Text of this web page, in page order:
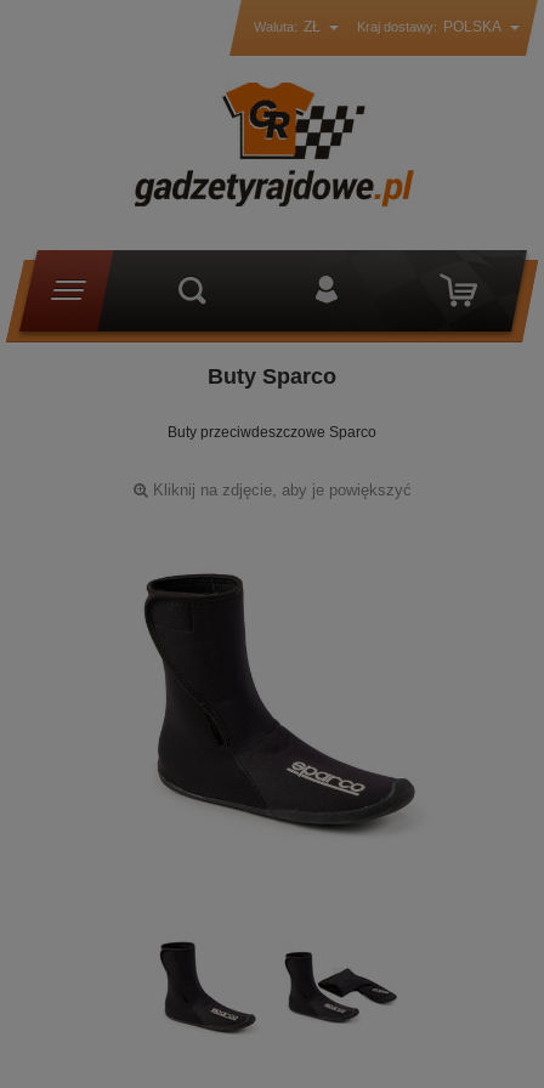
Waluta: ZŁ Kraj dostawy: POLSKA
Buty Sparco
Buty przeciwdeszczowe Sparco
Kliknij na zdjęcie, aby je powiększyć